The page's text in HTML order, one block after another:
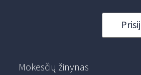
Mokesčių žinynas